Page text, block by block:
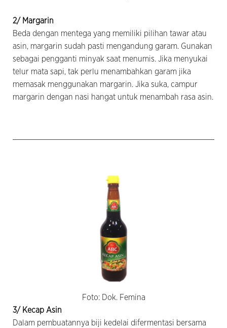
2/ Margarin
Beda dengan mentega yang memiliki pilihan tawar atau
asin, margarin sudah pasti mengandung garam. Gunakan
sebagai pengganti minyak saat menumis. Jika menyukai
telur mata sapi, tak perlu menambahkan garam jika
memasak menggunakan margarin. Jika suka, campur
margarin dengan nasi hangat untuk menambah rasa asin.
Foto: Dok. Femina
3/ Kecap Asin
Dalam pembuatannya biji kedelai difermentasi bersama